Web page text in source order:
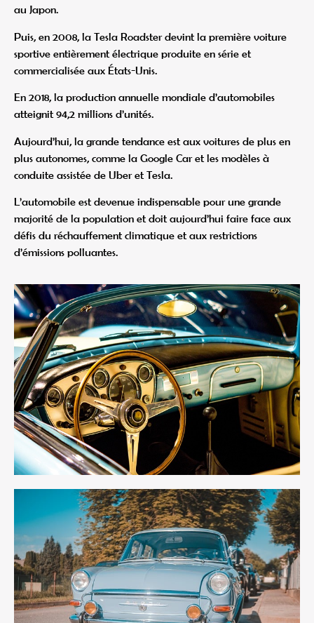
au Japon.
Puis, en 2008, la Tesla Roadster devint la première voiture
sportive entièrement électrique produite en série et
commercialisée aux États-Unis.
En 2018, la production annuelle mondiale d’automobiles
atteignit 94,2 millions d’unités.
Aujourd’hui, la grande tendance est aux voitures de plus en
plus autonomes, comme la Google Car et les modèles à
conduite assistée de Uber et Tesla.
L’automobile est devenue indispensable pour une grande
majorité de la population et doit aujourd’hui faire face aux
défis du réchauffement climatique et aux restrictions
d’émissions polluantes.